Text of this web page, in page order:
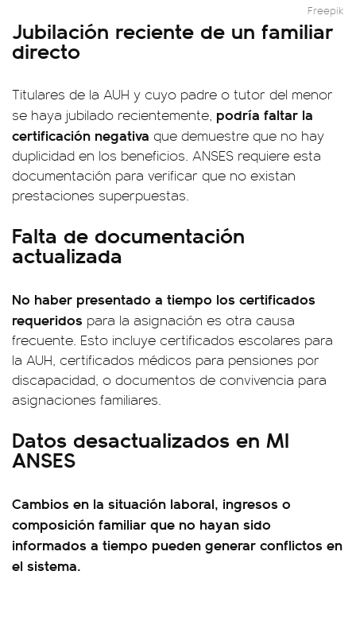
Freepik
Jubilación reciente de un familiar
directo
Titulares de la AUH y cuyo padre o tutor del menor
se haya jubilado recientemente, podría faltar la
certificación negativa que demuestre que no hay
duplicidad en los beneficios. ANSES requiere esta
documentación para verificar que no existan
prestaciones superpuestas.
Falta de documentación
actualizada
No haber presentado a tiempo los certificados
requeridos para la asignación es otra causa
frecuente. Esto incluye certificados escolares para
la AUH, certificados médicos para pensiones por
discapacidad, o documentos de convivencia para
asignaciones familiares.
Datos desactualizados en MI
ANSES
Cambios en la situación laboral, ingresos o
composición familiar que no hayan sido
informados a tiempo pueden generar conflictos en
el sistema.